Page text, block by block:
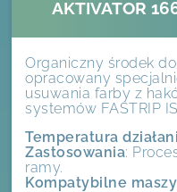
AKTIVATOR
Organiczny środek
opracowany
usuwania farby z
systemów FASTRIP
Temperatura
Zastosowania:
ramy.
Kompatybilne